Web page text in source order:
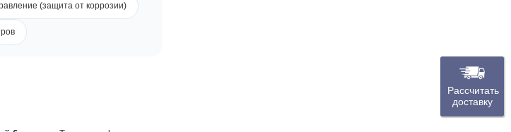
(защита от коррозии)
Рассчитать
доставку